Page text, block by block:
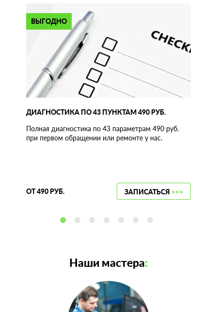
ВЫГОДНО
ДИАГНОСТИКА ПО 43 ПУНКТАМ 490 РУБ.
Полная диагностика по 43 параметрам 490 руб.
при первом обращении или ремонте у нас.
ОТ 490 РУБ. ЗАПИСАТЬСЯ >>>
Наши мастера: